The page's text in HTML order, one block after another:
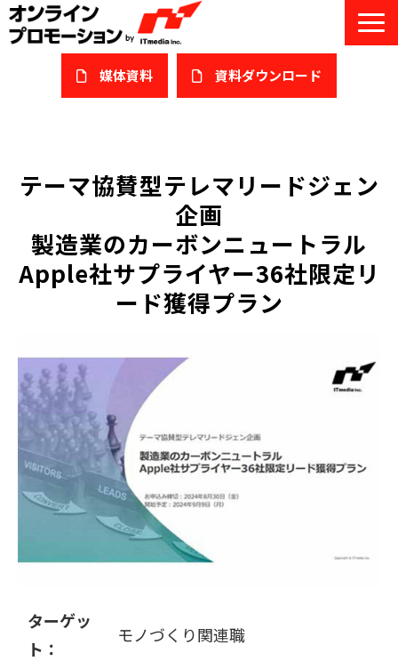
媒体資料 ​資料ダウンロード
私たちについて
サービスガイド/お役立ち資料
課題/ターゲット別で探す
オンライン展示会/協賛ウェビナー
セミナー情報/ブログ
テーマ協賛型テレマリードジェン
企画
製造業のカーボンニュートラル
Apple社サプライヤー36社限定リ
ード獲得プラン
ターゲッ
ト：
モノづくり関連職